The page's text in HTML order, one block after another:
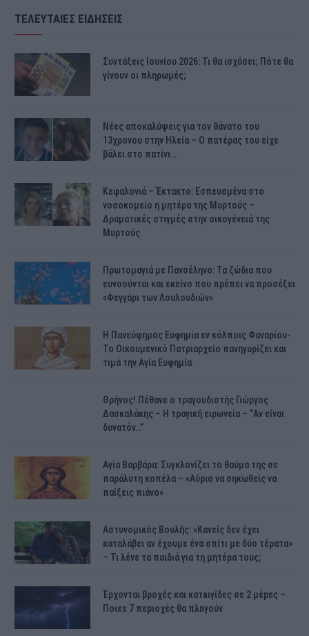
ΤΕΛΕΥΤΑΙΕΣ ΕΙΔΗΣΕΙΣ
Συντάξεις Ιουνίου 2026: Τι θα ισχύσει; Πότε θα
γίνουν οι πληρωμές;
Νέες αποκαλύψεις για τον θάνατο του
13χρονου στην Ηλεία – Ο πατέρας του είχε
βάλει στο πατίνι…
Κεφαλονιά – Έκτακτο: Εσπευσμένα στο
νοσοκομείο η μητέρα της Μυρτούς –
Δραματικές στιγμές στην οικογένειά της
Μυρτούς
Πρωτομαγιά με Πανσέληνο: Τα ζώδια που
ευνοούνται και εκείνο που πρέπει να προσέξει
«Φεγγάρι των Λουλουδιών»
H Πανεύφημος Ευφημία εν κόλποις Φαναρίου-
Το Οικουμενικό Πατριαρχείο πανηγυρίζει και
τιμά την Αγία Ευφημία
Θρήνος! Πέθανε ο τραγουδιστής Γιώργος
Δασκαλάκης – Η τραγική ειρωνεία – “Αν είναι
δυνατόν…”
Αγία Βαρβάρα: Συγκλονίζει το θαύμα της σε
παράλυτη κοπέλα – «Αύριο να σηκωθείς να
παίξεις πιάνο»
Αστυνομικός Bουλής: «Κανείς δεν έχει
καταλάβει αν έχουμε ένα σπίτι με δύο τέρατα»
– Τι λένε τα παιδιά για τη μητέρα τους;
Έρχονται βροχές και κατaιγίδες σε 2 μέpες –
Ποιεs 7 πεpιοχές θα πλnγούν